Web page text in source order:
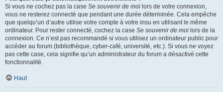
Si vous ne cochez pas la case Se souvenir de moi lors de votre connexion,
vous ne resterez connecté que pendant une durée déterminée. Cela empêche
que quelqu’un d’autre utilise votre compte à votre insu en utilisant le même
ordinateur. Pour rester connecté, cochez la case Se souvenir de moi lors de la
connexion. Ce n’est pas recommandé si vous utilisez un ordinateur public pour
accéder au forum (bibliothèque, cyber-café, université, etc.). Si vous ne voyez
pas cette case, cela signifie qu’un administrateur du forum a désactivé cette
fonctionnalité.
Haut